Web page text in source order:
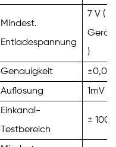
Mindest.
Entladespannung
7 V (
)
Genauigkeit ±0,05
Auflösung 1mV
Einkanal-
Testbereich
± 100